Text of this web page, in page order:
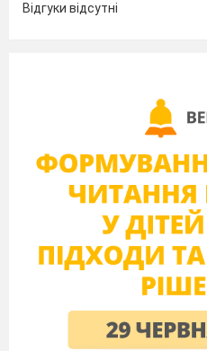
смт.
Розповсюдження і
ДНЗ
Відгуки відсутні